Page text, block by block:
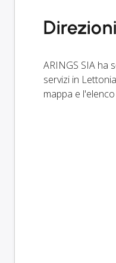
ARINGS SIA ha
servizi in
mappa e